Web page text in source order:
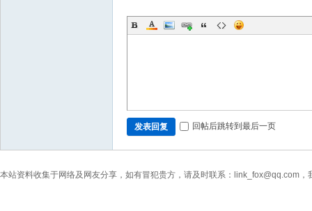
发表回复 回帖后跳转到最后一页
本站资料收集于网络及网友分享，如有冒犯贵方，请及时联系：link_fox@qq.com，